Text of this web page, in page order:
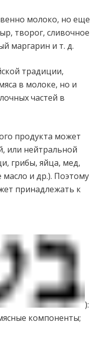
молоко, но еще
творог, сливочное
маргарин и т. д.
традиции,
в молоке, но и
частей в
продукта может
или нейтральной
грибы, яйца, мед,
масло и др.). Поэтому
принадлежать к
):
компоненты;